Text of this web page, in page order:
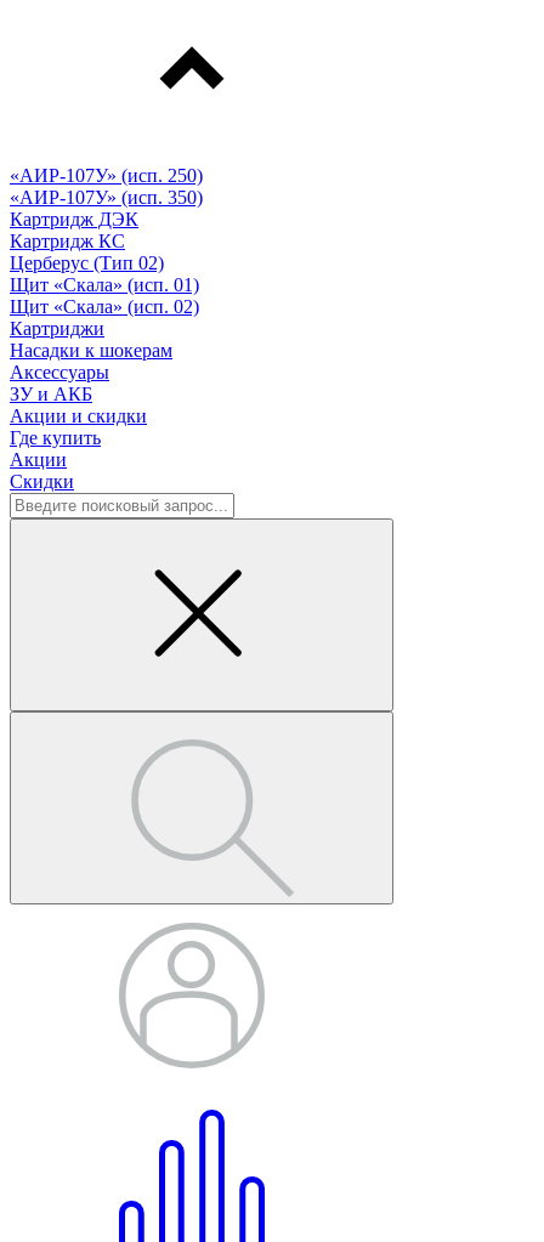
«АИР-107У» (исп. 250)
«АИР-107У» (исп. 350)
Картридж ДЭК
Картридж КС
Церберус (Тип 02)
Щит «Скала» (исп. 01)
Щит «Скала» (исп. 02)
Картриджи
Насадки к шокерам
Аксессуары
ЗУ и АКБ
Акции и скидки
Где купить
Акции
Скидки